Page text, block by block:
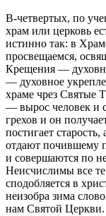
В-четвертых, по
храм или церковь
истинно так: в
просвещаемся,
Крещения —
— духовное
храме чрез Святые
— вырос человек и
грехов и он
постигает
отдают почившему
и совершаются по
Неисчислимы все
сподобляется в
неизобра зима
нам Святой Церкви.